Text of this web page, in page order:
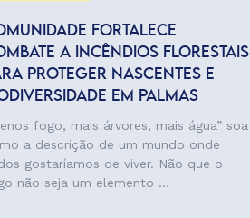
FORTALECE
A INCÊNDIOS FLORESTAIS
PROTEGER NASCENTES E
EM PALMAS
fogo, mais árvores, mais água” soa
a descrição de um mundo onde
gostaríamos de viver. Não que o
não seja um elemento ...